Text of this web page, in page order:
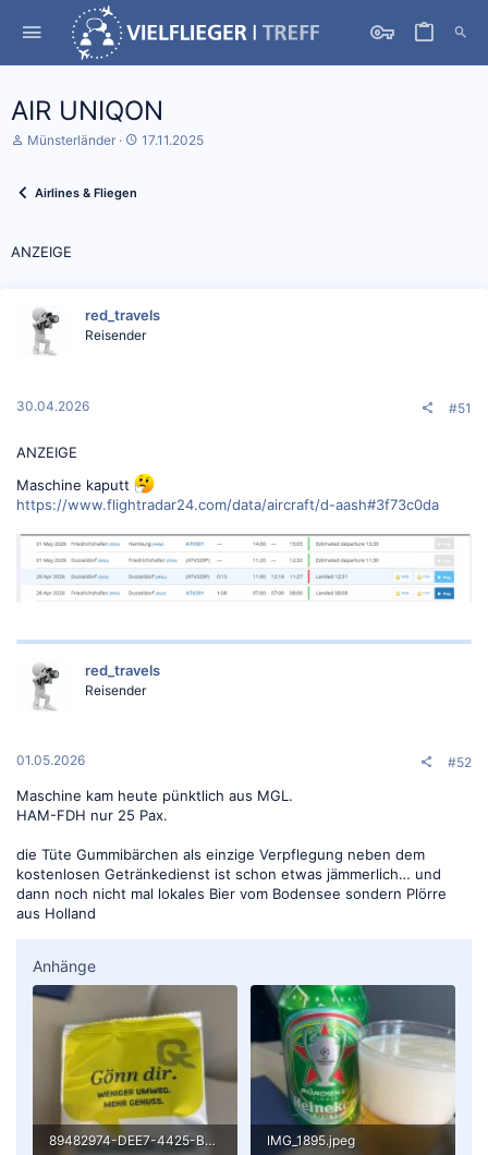
AIR UNIQON
S
r
*
Münsterländer
D
17.11.2025
Airlines & Fliegen
ANZEIGE
red_travels
Reisender
30.04.2026 #51
ANZEIGE
Maschine kaputt
https://www.flightradar24.com/data/aircraft/d-aash#3f73c0da
red_travels
Reisender
01.05.2026 #52
Maschine kam heute pünktlich aus MGL.
HAM-FDH nur 25 Pax.
die Tüte Gummibärchen als einzige Verpflegung neben dem
kostenlosen Getränkedienst ist schon etwas jämmerlich… und
dann noch nicht mal lokales Bier vom Bodensee sondern Plörre
aus Holland
Anhänge
89482974-DEE7-4425-B45B-FD7EC8E8284E.jpeg
IMG_1895.jpeg